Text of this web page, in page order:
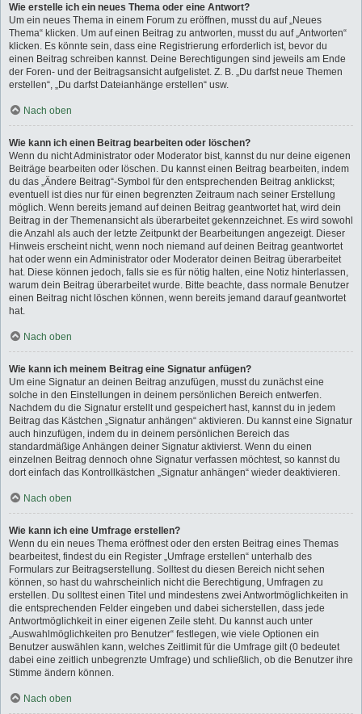
Wie erstelle ich ein neues Thema oder eine Antwort?
Um ein neues Thema in einem Forum zu eröffnen, musst du auf „Neues
Thema“ klicken. Um auf einen Beitrag zu antworten, musst du auf „Antworten“
klicken. Es könnte sein, dass eine Registrierung erforderlich ist, bevor du
einen Beitrag schreiben kannst. Deine Berechtigungen sind jeweils am Ende
der Foren- und der Beitragsansicht aufgelistet. Z. B. „Du darfst neue Themen
erstellen“, „Du darfst Dateianhänge erstellen“ usw.
Nach oben
Wie kann ich einen Beitrag bearbeiten oder löschen?
Wenn du nicht Administrator oder Moderator bist, kannst du nur deine eigenen
Beiträge bearbeiten oder löschen. Du kannst einen Beitrag bearbeiten, indem
du das „Ändere Beitrag“-Symbol für den entsprechenden Beitrag anklickst;
eventuell ist dies nur für einen begrenzten Zeitraum nach seiner Erstellung
möglich. Wenn bereits jemand auf deinen Beitrag geantwortet hat, wird dein
Beitrag in der Themenansicht als überarbeitet gekennzeichnet. Es wird sowohl
die Anzahl als auch der letzte Zeitpunkt der Bearbeitungen angezeigt. Dieser
Hinweis erscheint nicht, wenn noch niemand auf deinen Beitrag geantwortet
hat oder wenn ein Administrator oder Moderator deinen Beitrag überarbeitet
hat. Diese können jedoch, falls sie es für nötig halten, eine Notiz hinterlassen,
warum dein Beitrag überarbeitet wurde. Bitte beachte, dass normale Benutzer
einen Beitrag nicht löschen können, wenn bereits jemand darauf geantwortet
hat.
Nach oben
Wie kann ich meinem Beitrag eine Signatur anfügen?
Um eine Signatur an deinen Beitrag anzufügen, musst du zunächst eine
solche in den Einstellungen in deinem persönlichen Bereich entwerfen.
Nachdem du die Signatur erstellt und gespeichert hast, kannst du in jedem
Beitrag das Kästchen „Signatur anhängen“ aktivieren. Du kannst eine Signatur
auch hinzufügen, indem du in deinem persönlichen Bereich das
standardmäßige Anhängen deiner Signatur aktivierst. Wenn du einen
einzelnen Beitrag dennoch ohne Signatur verfassen möchtest, so kannst du
dort einfach das Kontrollkästchen „Signatur anhängen“ wieder deaktivieren.
Nach oben
Wie kann ich eine Umfrage erstellen?
Wenn du ein neues Thema eröffnest oder den ersten Beitrag eines Themas
bearbeitest, findest du ein Register „Umfrage erstellen“ unterhalb des
Formulars zur Beitragserstellung. Solltest du diesen Bereich nicht sehen
können, so hast du wahrscheinlich nicht die Berechtigung, Umfragen zu
erstellen. Du solltest einen Titel und mindestens zwei Antwortmöglichkeiten in
die entsprechenden Felder eingeben und dabei sicherstellen, dass jede
Antwortmöglichkeit in einer eigenen Zeile steht. Du kannst auch unter
„Auswahlmöglichkeiten pro Benutzer“ festlegen, wie viele Optionen ein
Benutzer auswählen kann, welches Zeitlimit für die Umfrage gilt (0 bedeutet
dabei eine zeitlich unbegrenzte Umfrage) und schließlich, ob die Benutzer ihre
Stimme ändern können.
Nach oben